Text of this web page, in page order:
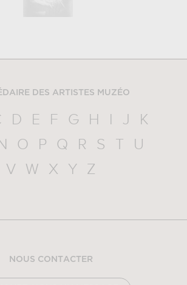
DES ARTISTES MUZÉO
D E F G H I J
K
O P Q R S T
U
V
W X Y Z
NOUS CONTACTER